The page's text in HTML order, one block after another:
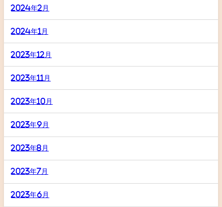
2024年2月
2024年1月
2023年12月
2023年11月
2023年10月
2023年9月
2023年8月
2023年7月
2023年6月